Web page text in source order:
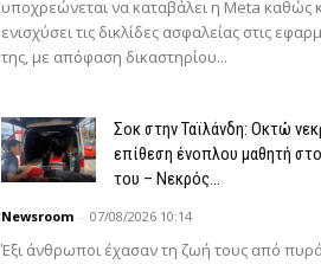
υποχρεώνεται να καταβάλει η Meta καθώς
ενισχύσει τις δικλίδες ασφαλείας στις
της, με απόφαση δικαστηρίου...
Σοκ στην Ταϊλάνδη: Οκτώ
επίθεση ένοπλου μαθητή
του – Νεκρός...
Newsroom - 07/08/2026 10:14
Έξι άνθρωποι έχασαν τη ζωή τους από